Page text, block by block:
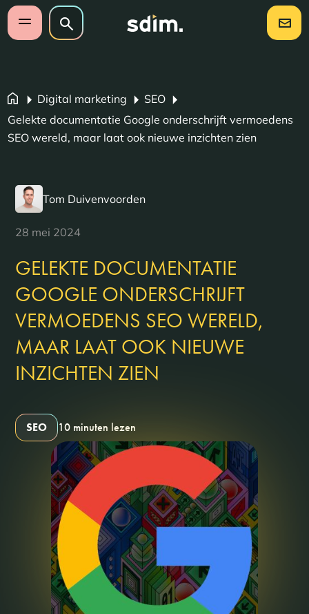
Navigatie overslaan
Open mobiel menu
Zoeken op website
Zoeken
Digital marketing
SEO
Gelekte documentatie Google onderschrijft vermoedens
SEO wereld, maar laat ook nieuwe inzichten zien
Tom Duivenvoorden
28 mei 2024
GELEKTE DOCUMENTATIE
GOOGLE ONDERSCHRIJFT
VERMOEDENS SEO WERELD,
MAAR LAAT OOK NIEUWE
INZICHTEN ZIEN
SEO 10 minuten lezen